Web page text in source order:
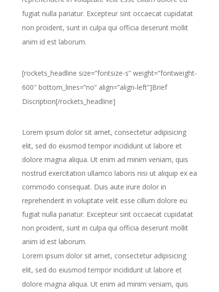
fugiat nulla pariatur. Excepteur sint occaecat cupidatat
non proident, sunt in culpa qui officia deserunt mollit
anim id est laborum.
[rockets_headline size=”fontsize-s” weight=”fontweight-
600″ bottom_lines=”no” align=”align-left”]Brief
Discription[/rockets_headline]
Lorem ipsum dolor sit amet, consectetur adipisicing
elit, sed do eiusmod tempor incididunt ut labore et
dolore magna aliqua. Ut enim ad minim veniam, quis
nostrud exercitation ullamco laboris nisi ut aliquip ex ea
commodo consequat. Duis aute irure dolor in
reprehenderit in voluptate velit esse cillum dolore eu
fugiat nulla pariatur. Excepteur sint occaecat cupidatat
non proident, sunt in culpa qui officia deserunt mollit
anim id est laborum.
Lorem ipsum dolor sit amet, consectetur adipisicing
elit, sed do eiusmod tempor incididunt ut labore et
dolore magna aliqua. Ut enim ad minim veniam, quis